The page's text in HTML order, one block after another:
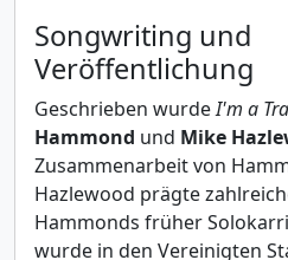
Songwriting und
Veröffentlichung
Geschrieben wurdeI'm a
Hammond und Mike
Zusammenarbeit von
Hazlewood prägte
Hammonds früher
wurde in den Vereinigten